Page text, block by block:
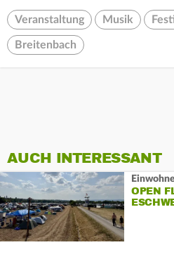
Veranstaltung Musik
Breitenbach
AUCH INTERESSANT
OPEN